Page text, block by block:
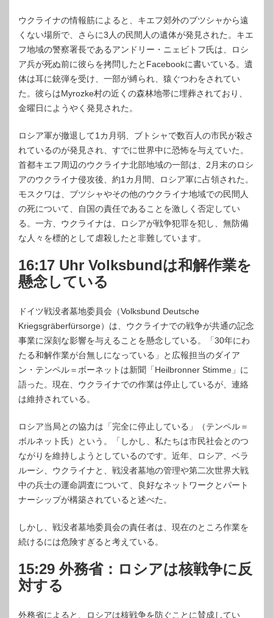
ウクライナの情報筋によると、キエフ郊外のブツシャから遠
くない場所で、さらに3人の民間人の遺体が発見された。キエ
フ地域の警察署長であるアンドリー・ニェビトフ氏は、ロシ
ア兵が死ぬ前に彼らを拷問したとFacebookに書いている。遺
体は耳に銃弾を受け、一部が縛られ、猿ぐつわをされてい
た。彼らはMyrozke村の近くの森林地帯に埋葬されており、
金曜日にようやく発見された。
ロシア軍が撤退して1カ月弱、ブトシャで数百人の市民が殺さ
れているのが発見され、すでに世界中に恐怖を与えていた。
首都キエフ周辺のウクライナ北部地域の一部は、2月末のロシ
アのウクライナ侵攻後、約1カ月間、ロシア軍に占領された。
モスクワは、ブツシャやその他のウクライナ地域での民間人
の死について、自国の責任であることを激しく否定してい
る。一方、ウクライナは、ロシアが戦争犯罪を犯し、無防備
な人々を標的として虐殺したと非難しています。
16:17 Uhr Volksbundは和解作業を
懸念している
ドイツ戦没者墓地委員会（Volksbund Deutsche
Kriegsgräberfürsorge）は、ウクライナでの戦争が共通の記念
事業に深刻な影響を与えることを懸念している。「30年にわ
たる和解作業が台無しになっている」と広報担当のダイア
ン・テンペル＝ボーネットは新聞「Heilbronner Stimme」に
語った。現在、ウクライナでの作業は停止しているが、連絡
は維持されている。
ロシア当局との協力は「完全に停止している」（テンペル＝
ボルネット氏）という。「しかし、私たちは市民社会とのつ
ながりを維持しようとしているのです。近年、ロシア、ベラ
ルーシ、ウクライナと、戦没者墓地の管理や第二次世界大戦
中の兵士の運命調査について、良好なネットワークとパート
ナーシップが構築されていると述べた。
しかし、戦没者墓地委員会の責任者は、現在のところ作業を
続けるには危険すぎると考えている。
15:29 外務省：ロシアは核戦争に反
対する
外務省によると、ロシアは核戦争を防ぐことに賛成してい